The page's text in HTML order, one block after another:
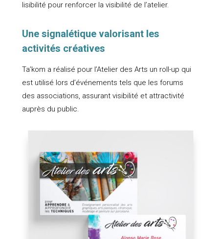
lisibilité pour renforcer la visibilité de l’atelier.
Une signalétique valorisant les
activités créatives
Ta’kom a réalisé pour l’Atelier des Arts un roll-up qui
est utilisé lors d’événements tels que les forums
des associations, assurant visibilité et attractivité
auprès du public.